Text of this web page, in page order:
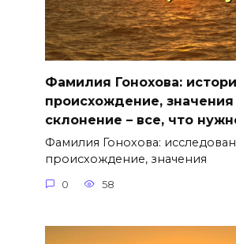
Фамилия Гонохова:
происхождение, значения
склонение – все, что
Фамилия Гонохова:
происхождение, значения
0 58